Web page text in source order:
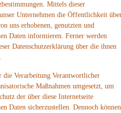
Mittels dieser
Unternehmen die Öffentlichkeit
uns erhobenen, genutzten und
Daten informieren. Ferner werden
Datenschutzerklärung über die ihnen
Verarbeitung Verantwortlicher
Maßnahmen umgesetzt, um
der über diese Internetseite
Daten sicherzustellen. Dennoch können